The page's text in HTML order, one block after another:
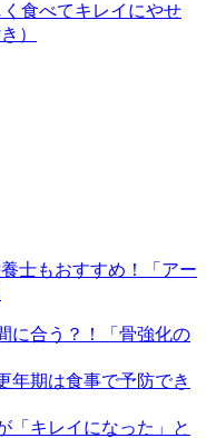
く食べてキレイにやせ
）
士もおすすめ！「アー
に合う？！「骨強化の
年期は食事で予防でき
「キレイになった」と